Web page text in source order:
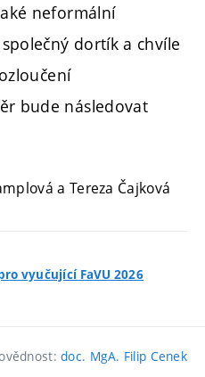
neformální
dortík a chvíle
bude následovat
a Tereza Čajková
vyučující FaVU 2026
doc. MgA. Filip Cenek